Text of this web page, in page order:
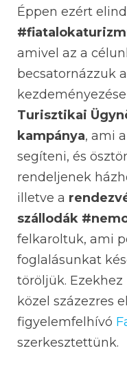
Éppen ezért
amivel az a
becsatornázzuk
Turisztikai
kampánya, ami
segíteni, és
rendeljenek
illetve a
szállodák
felkaroltuk, ami
foglalásunkat
töröljük. Ezekhez
közel százezres
figyelemfelhívó
szerkesztettünk.